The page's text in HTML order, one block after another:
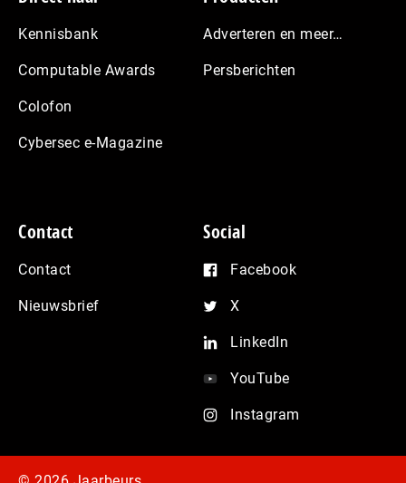
Kennisbank
Computable Awards
Colofon
Cybersec e-Magazine
Adverteren en meer…
Persberichten
Contact
Contact
Nieuwsbrief
Social
Facebook
X
LinkedIn
YouTube
Instagram